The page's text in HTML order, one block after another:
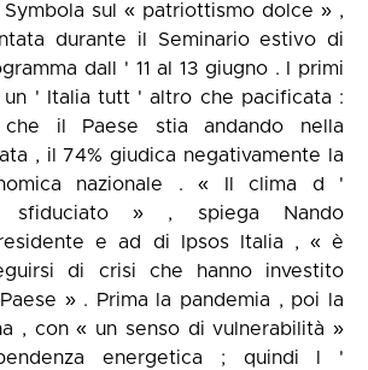
Symbola sul « patriottismo dolce » ,
durante il Seminario estivo di
dall ' 11 al 13 giugno . I primi
un ' Italia tutt ' altro che pacificata :
il Paese stia andando nella
, il 74% giudica negativamente la
nazionale . « Il clima d '
sfiduciato » , spiega Nando
e ad di Ipsos Italia , « è
di crisi che hanno investito
» . Prima la pandemia , poi la
, con « un senso di vulnerabilità »
energetica ; quindi l '